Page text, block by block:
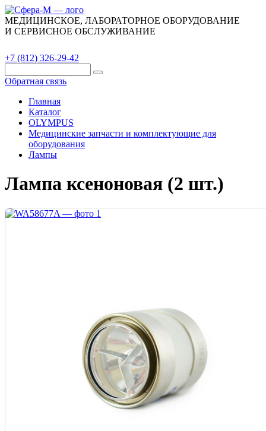
МЕДИЦИНСКОЕ, ЛАБОРАТОРНОЕ ОБОРУДОВАНИЕ
И СЕРВИСНОЕ ОБСЛУЖИВАНИЕ
+7 (812) 326-29-42
Обратная связь
Главная
Каталог
OLYMPUS
Медицинские запчасти и комплектующие для
оборудования
Лампы
Лампа ксеноновая (2 шт.)